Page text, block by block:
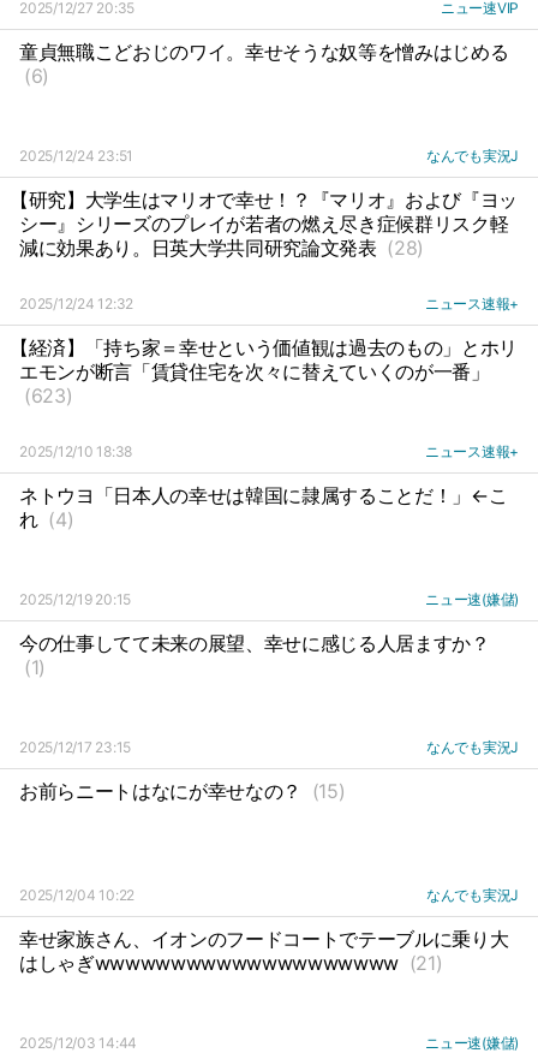
2025/12/27 20:35 ニュー速VIP
童貞無職こどおじのワイ。幸せそうな奴等を憎みはじめる
(6)
2025/12/24 23:51 なんでも実況J
【研究】大学生はマリオで幸せ！？『マリオ』および『ヨッ
シー』シリーズのプレイが若者の燃え尽き症候群リスク軽
減に効果あり。日英大学共同研究論文発表 (28)
2025/12/24 12:32 ニュース速報+
【経済】「持ち家＝幸せという価値観は過去のもの」とホリ
エモンが断言「賃貸住宅を次々に替えていくのが一番」
(623)
2025/12/10 18:38 ニュース速報+
ネトウヨ「日本人の幸せは韓国に隷属することだ！」←こ
れ (4)
2025/12/19 20:15 ニュー速(嫌儲)
今の仕事してて未来の展望、幸せに感じる人居ますか？
(1)
2025/12/17 23:15 なんでも実況J
お前らニートはなにが幸せなの？ (15)
2025/12/04 10:22 なんでも実況J
幸せ家族さん、イオンのフードコートでテーブルに乗り大
はしゃぎwwwwwwwwwwwwwwwwwwww (21)
2025/12/03 14:44 ニュー速(嫌儲)